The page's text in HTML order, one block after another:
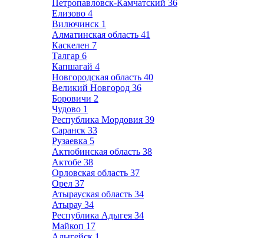
Петропавловск-Камчатский 36
Елизово 4
Вилючинск 1
Алматинская область 41
Каскелен 7
Талгар 6
Капшагай 4
Новгородская область 40
Великий Новгород 36
Боровичи 2
Чудово 1
Республика Мордовия 39
Саранск 33
Рузаевка 5
Актюбинская область 38
Актобе 38
Орловская область 37
Орел 37
Атырауская область 34
Атырау 34
Республика Адыгея 34
Майкоп 17